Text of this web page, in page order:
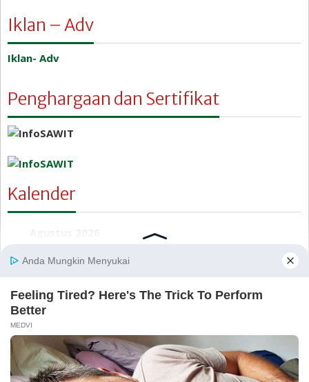
Iklan – Adv
Iklan- Adv
Penghargaan dan Sertifikat
Kalender
S
10111213 14 15 16
171819
24252627282930
31
« Jul